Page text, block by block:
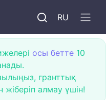
RU
осы бетте 10
гранттық
алмау үшін!